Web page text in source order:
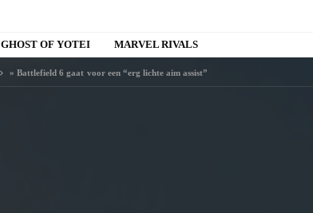
GHOST OF YOTEI MARVEL RIVALS
»Battlefield 6 gaat voor een “erg lichte aim assist”